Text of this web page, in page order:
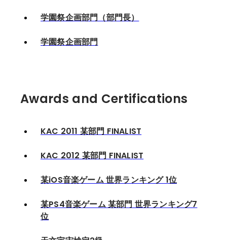
学園祭企画部門（部門長）
学園祭企画部門
Awards and Certifications
KAC 2011 某部門 FINALIST
KAC 2012 某部門 FINALIST
某iOS音楽ゲーム 世界ランキング 1位
某PS4音楽ゲーム 某部門 世界ランキング7
位